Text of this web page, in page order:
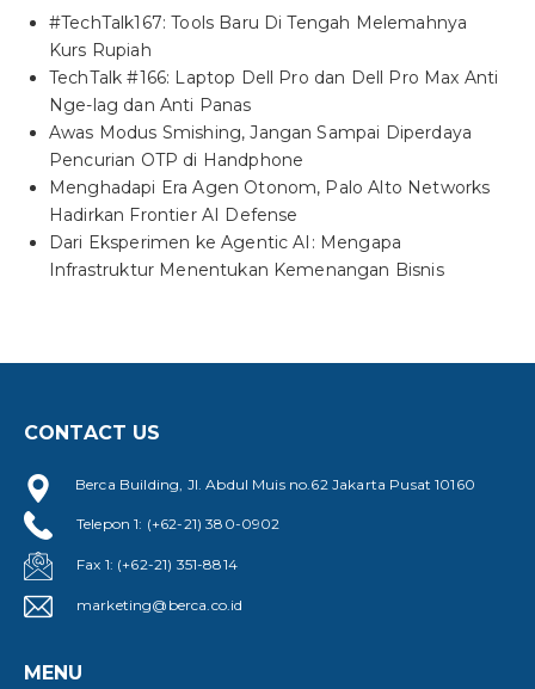
#TechTalk167: Tools Baru Di Tengah Melemahnya
Kurs Rupiah
TechTalk #166: Laptop Dell Pro dan Dell Pro Max Anti
Nge-lag dan Anti Panas
Awas Modus Smishing, Jangan Sampai Diperdaya
Pencurian OTP di Handphone
Menghadapi Era Agen Otonom, Palo Alto Networks
Hadirkan Frontier AI Defense
Dari Eksperimen ke Agentic AI: Mengapa
Infrastruktur Menentukan Kemenangan Bisnis
CONTACT US
Berca Building, Jl. Abdul Muis no.62 Jakarta Pusat 10160
Telepon 1: (+62-21) 380-0902
Fax 1: (+62-21) 351-8814
marketing@berca.co.id
MENU